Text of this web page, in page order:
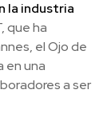
la industria
que ha
el Ojo de
en una
a ser